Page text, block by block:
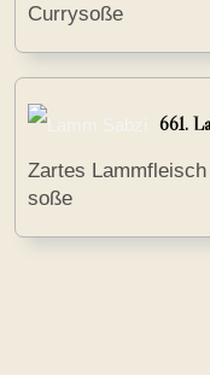
Currysoße
661.
Zartes
soße